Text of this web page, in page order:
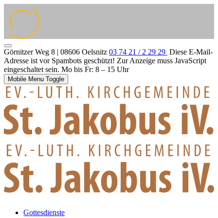
Görnitzer Weg 8 | 08606 Oelsnitz 03 74 21 / 2 29 29 Diese E-Mail-
Adresse ist vor Spambots geschützt! Zur Anzeige muss JavaScript
eingeschaltet sein. Mo bis Fr: 8 – 15 Uhr
Mobile Menu Toggle
Gottesdienste